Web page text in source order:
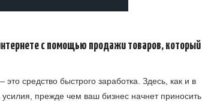
с помощью продажи товаров, который
средство быстрого заработка. Здесь, как и в
прежде чем ваш бизнес начнет приносить